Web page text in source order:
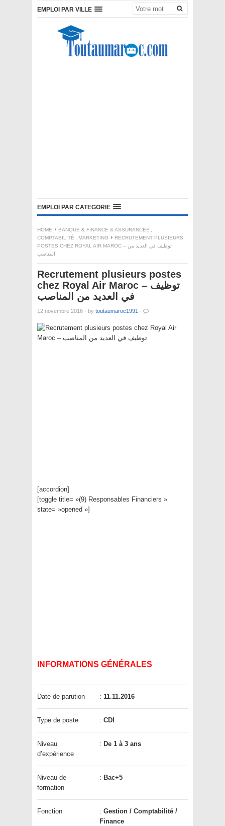
EMPLOI PAR VILLE
EMPLOI PAR CATEGORIE
HOME BANQUE & FINANCE & ASSURANCES ,
COMPTABILITÉ , MARKETING
RECRUTEMENT PLUSIEURS
POSTES CHEZ ROYAL AIR MAROC – توظيف في العديد من
المناصب
Recrutement plusieurs postes
chez Royal Air Maroc – توظيف
في العديد من المناصب
12 novembre 2016 · by toutaumaroc1991 ·
[accordion]
[toggle title= »(9) Responsables Financiers »
state= »opened »]
INFORMATIONS GÉNÉRALES
Date de parution : 11.11.2016
Type de poste : CDI
Niveau
d’expérience
: De 1 à 3 ans
Niveau de
formation
: Bac+5
Fonction : Gestion / Comptabilité /
Finance